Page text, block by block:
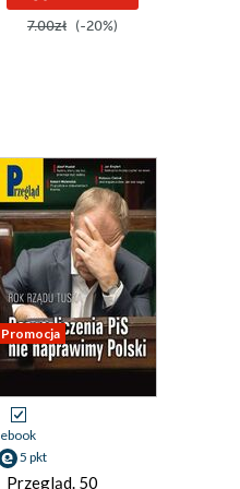
7.00zł (-20%)
Promocja
ebook
5 pkt
Przegląd. 50